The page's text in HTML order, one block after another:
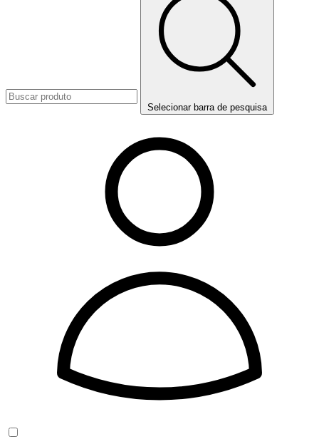
Selecionar barra de pesquisa